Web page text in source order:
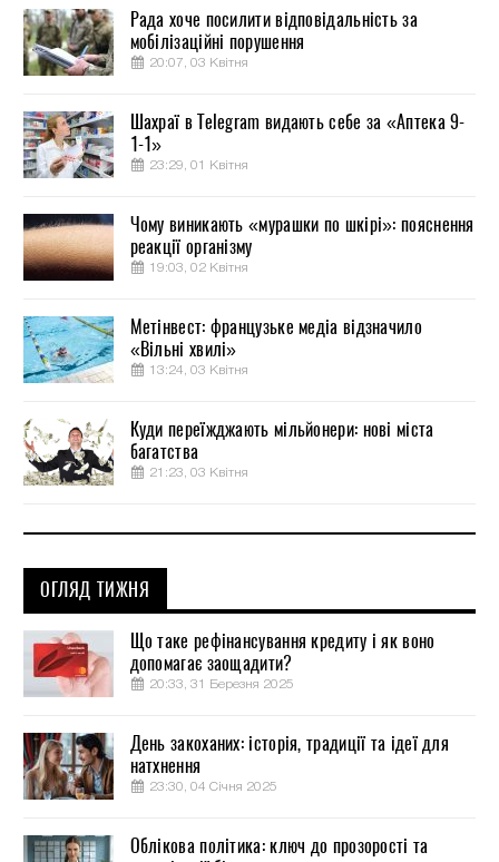
Рада хоче посилити відповідальність за
мобілізаційні порушення
20:07, 03 Квітня
Шахраї в Telegram видають себе за «Аптека 9-
1-1»
23:29, 01 Квітня
Чому виникають «мурашки по шкірі»: пояснення
реакції організму
19:03, 02 Квітня
Метінвест: французьке медіа відзначило
«Вільні хвилі»
13:24, 03 Квітня
Куди переїжджають мільйонери: нові міста
багатства
21:23, 03 Квітня
ОГЛЯД ТИЖНЯ
Що таке рефінансування кредиту і як воно
допомагає заощадити?
20:33, 31 Березня 2025
День закоханих: історія, традиції та ідеї для
натхнення
23:30, 04 Січня 2025
Облікова політика: ключ до прозорості та